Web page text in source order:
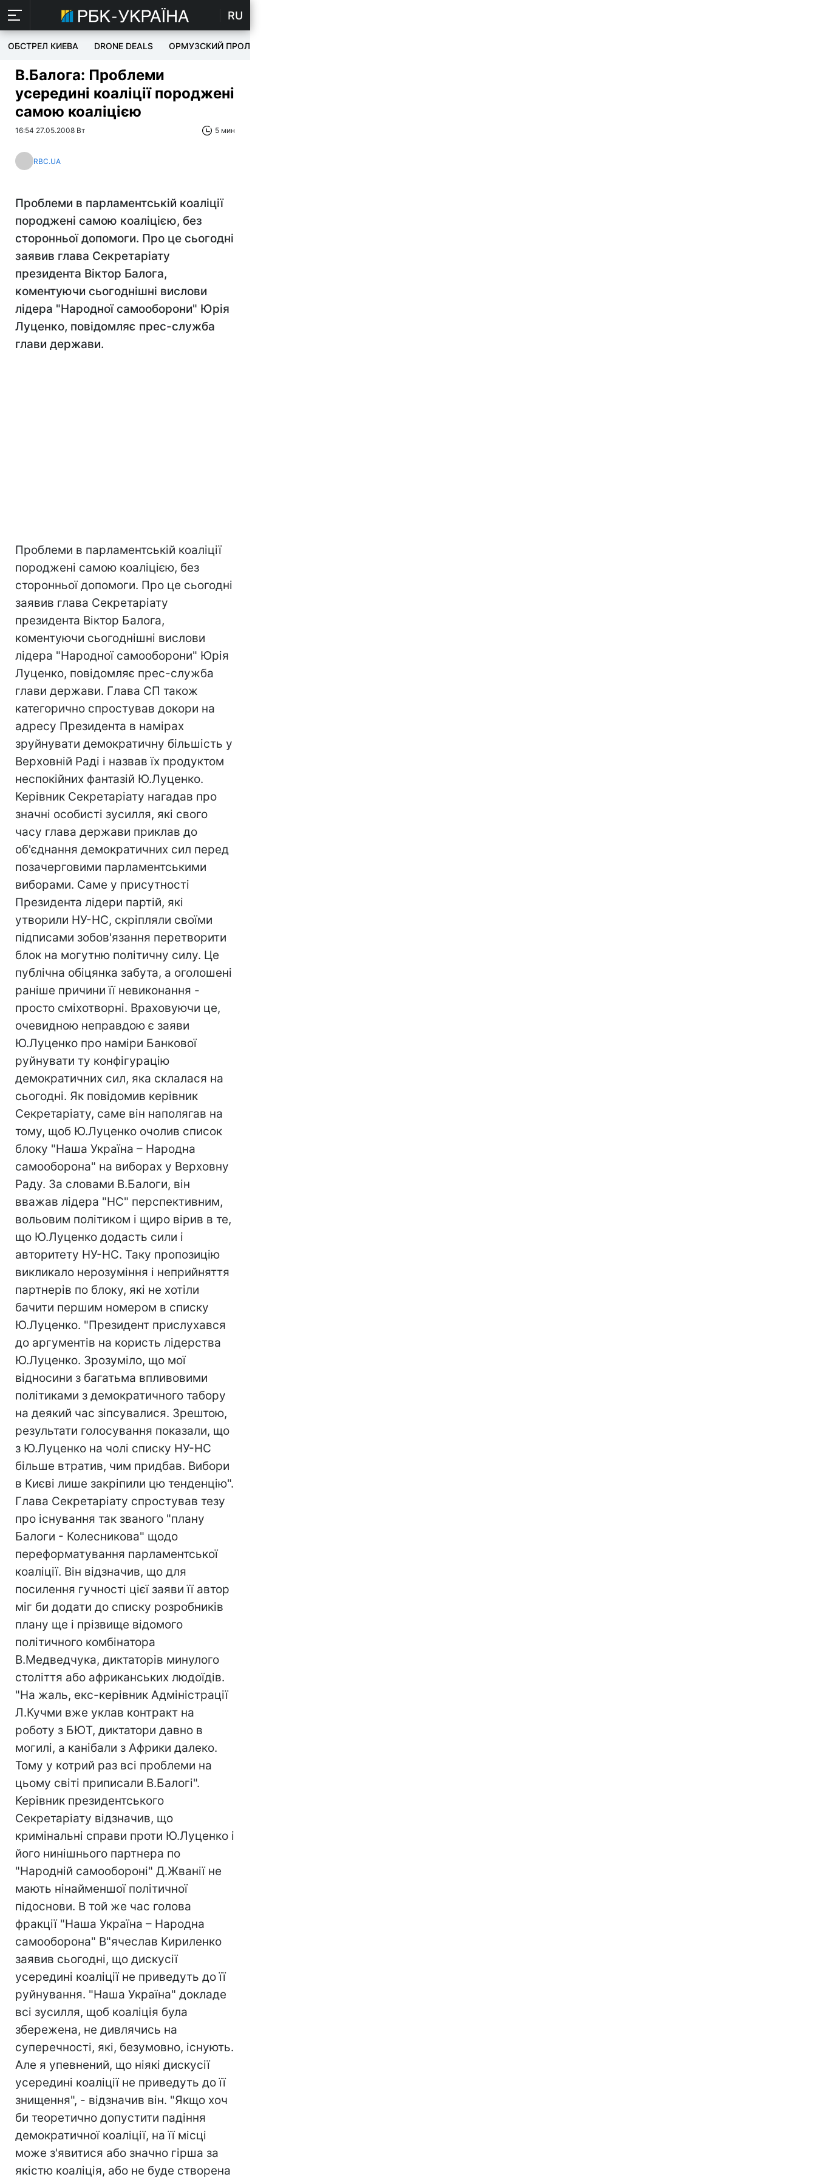
RU
ОБСТРЕЛ КИЕВА DRONE DEALS ОРМУЗСКИЙ ПРОЛИВ
В.Балога: Проблеми
усередині коаліції породжені
самою коаліцією
16:54 27.05.2008 Вт 5 мин
RBC.UA
Проблеми в парламентській коаліції
породжені самою коаліцією, без
сторонньої допомоги. Про це сьогодні
заявив глава Секретаріату
президента Віктор Балога,
коментуючи сьогоднішні вислови
лідера "Народної самооборони" Юрія
Луценко, повідомляє прес-служба
глави держави.
Проблеми в парламентській коаліції
породжені самою коаліцією, без
сторонньої допомоги. Про це сьогодні
заявив глава Секретаріату
президента Віктор Балога,
коментуючи сьогоднішні вислови
лідера "Народної самооборони" Юрія
Луценко, повідомляє прес-служба
глави держави. Глава СП також
категорично спростував докори на
адресу Президента в намірах
зруйнувати демократичну більшість у
Верховній Раді і назвав їх продуктом
неспокійних фантазій Ю.Луценко.
Керівник Секретаріату нагадав про
значні особисті зусилля, які свого
часу глава держави приклав до
об'єднання демократичних сил перед
позачерговими парламентськими
виборами. Саме у присутності
Президента лідери партій, які
утворили НУ-НС, скріпляли своїми
підписами зобов'язання перетворити
блок на могутню політичну силу. Це
публічна обіцянка забута, а оголошені
раніше причини її невиконання -
просто сміхотворні. Враховуючи це,
очевидною неправдою є заяви
Ю.Луценко про наміри Банкової
руйнувати ту конфігурацію
демократичних сил, яка склалася на
сьогодні. Як повідомив керівник
Секретаріату, саме він наполягав на
тому, щоб Ю.Луценко очолив список
блоку "Наша Україна – Народна
самооборона" на виборах у Верховну
Раду. За словами В.Балоги, він
вважав лідера "НС" перспективним,
вольовим політиком і щиро вірив в те,
що Ю.Луценко додасть сили і
авторитету НУ-НС. Таку пропозицію
викликало нерозуміння і неприйняття
партнерів по блоку, які не хотіли
бачити першим номером в списку
Ю.Луценко. "Президент прислухався
до аргументів на користь лідерства
Ю.Луценко. Зрозуміло, що мої
відносини з багатьма впливовими
політиками з демократичного табору
на деякий час зіпсувалися. Зрештою,
результати голосування показали, що
з Ю.Луценко на чолі списку НУ-НС
більше втратив, чим придбав. Вибори
в Києві лише закріпили цю тенденцію".
Глава Секретаріату спростував тезу
про існування так званого "плану
Балоги - Колесникова" щодо
переформатування парламентської
коаліції. Він відзначив, що для
посилення гучності цієї заяви її автор
міг би додати до списку розробників
плану ще і прізвище відомого
політичного комбінатора
В.Медведчука, диктаторів минулого
століття або африканських людоїдів.
"На жаль, екс-керівник Адміністрації
Л.Кучми вже уклав контракт на
роботу з БЮТ, диктатори давно в
могилі, а канібали з Африки далеко.
Тому у котрий раз всі проблеми на
цьому світі приписали В.Балогі".
Керівник президентського
Секретаріату відзначив, що
кримінальні справи проти Ю.Луценко і
його нинішнього партнера по
"Народній самообороні" Д.Жванії не
мають нінайменшої політичної
підоснови. В той же час голова
фракції "Наша Україна – Народна
самооборона" В"ячеслав Кириленко
заявив сьогодні, що дискусії
усередині коаліції не приведуть до її
руйнування. "Наша Україна" докладе
всі зусилля, щоб коаліція була
збережена, не дивлячись на
суперечності, які, безумовно, існують.
Але я упевнений, що ніякі дискусії
усередині коаліції не приведуть до її
знищення", - відзначив він. "Якщо хоч
би теоретично допустити падіння
демократичної коаліції, на її місці
може з'явитися або значно гірша за
якістю коаліція, або не буде створена